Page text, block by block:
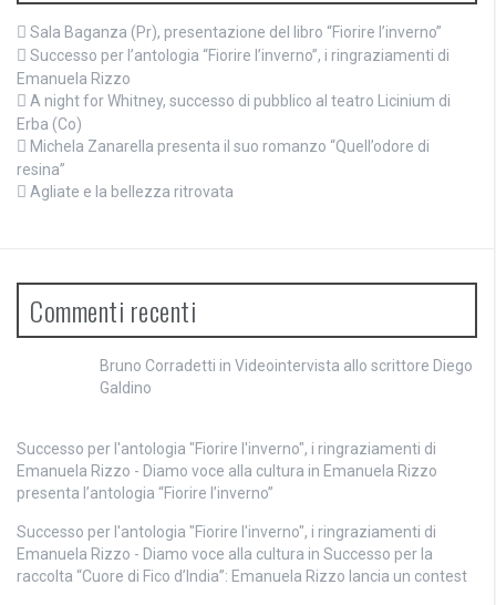
Sala Baganza (Pr), presentazione del libro “Fiorire l’inverno”
Successo per l’antologia “Fiorire l’inverno”, i ringraziamenti di
Emanuela Rizzo
A night for Whitney, successo di pubblico al teatro Licinium di
Erba (Co)
Michela Zanarella presenta il suo romanzo “Quell’odore di
resina”
Agliate e la bellezza ritrovata
Commenti recenti
Bruno Corradetti in Videointervista allo scrittore Diego
Galdino
Successo per l'antologia "Fiorire l'inverno", i ringraziamenti di
Emanuela Rizzo - Diamo voce alla cultura in Emanuela Rizzo
presenta l’antologia “Fiorire l’inverno”
Successo per l'antologia "Fiorire l'inverno", i ringraziamenti di
Emanuela Rizzo - Diamo voce alla cultura in Successo per la
raccolta “Cuore di Fico d’India”: Emanuela Rizzo lancia un contest